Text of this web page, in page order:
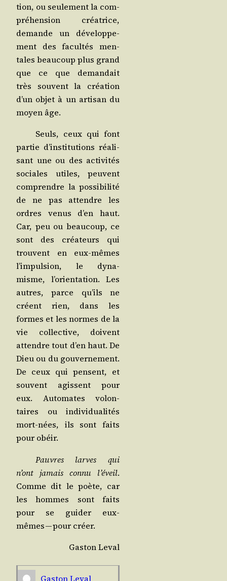
tion, ou seule­ment la com­
pré­hen­sion créa­trice,
demande un déve­lop­pe­
ment des facul­tés men­
tales beau­coup plus grand
que ce que deman­dait
très sou­vent la créa­tion
d’un objet à un arti­san du
moyen âge.
Seuls, ceux qui font
par­tie d’institutions réa­li­
sant une ou des acti­vi­tés
sociales utiles, peuvent
com­prendre la pos­si­bi­li­té
de ne pas attendre les
ordres venus d’en haut.
Car, peu ou beau­coup, ce
sont des créa­teurs qui
trouvent en eux-mêmes
l’impulsion, le dyna­
misme, l’orientation. Les
autres, parce qu’ils ne
créent rien, dans les
formes et les normes de la
vie col­lec­tive, doivent
attendre tout d’en haut. De
Dieu ou du gou­ver­ne­ment.
De ceux qui pensent, et
sou­vent agissent pour
eux. Auto­mates volon­
taires ou indi­vi­dua­li­tés
mort-nées, ils sont faits
pour obéir.
Pauvres larves qui
n’ont jamais connu l’éveil.
Comme dit le poète, car
les hommes sont faits
pour se gui­der eux-
mêmes — pour créer.
Gas­ton Leval
Gas­ton Leval